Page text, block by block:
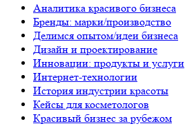
Аналитика красивого бизнеса
Бренды: марки/производство
Делимся опытом/идеи бизнеса
Дизайн и проектирование
Инновации: продукты и услуги
Интернет-технологии
История индустрии красоты
Кейсы для косметологов
Красивый бизнес за рубежом